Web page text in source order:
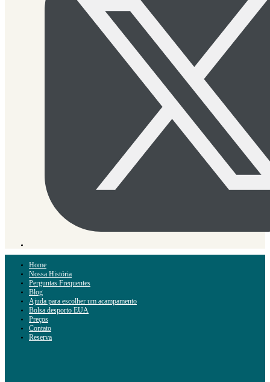
Home
Nossa História
Perguntas Frequentes
Blog
Ajuda para escolher um acampamento
Bolsa desporto EUA
Preços
Contato
Reserva